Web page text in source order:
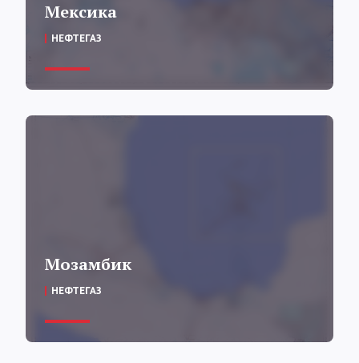
Мексика
НЕФТЕГАЗ
Мозамбик
НЕФТЕГАЗ